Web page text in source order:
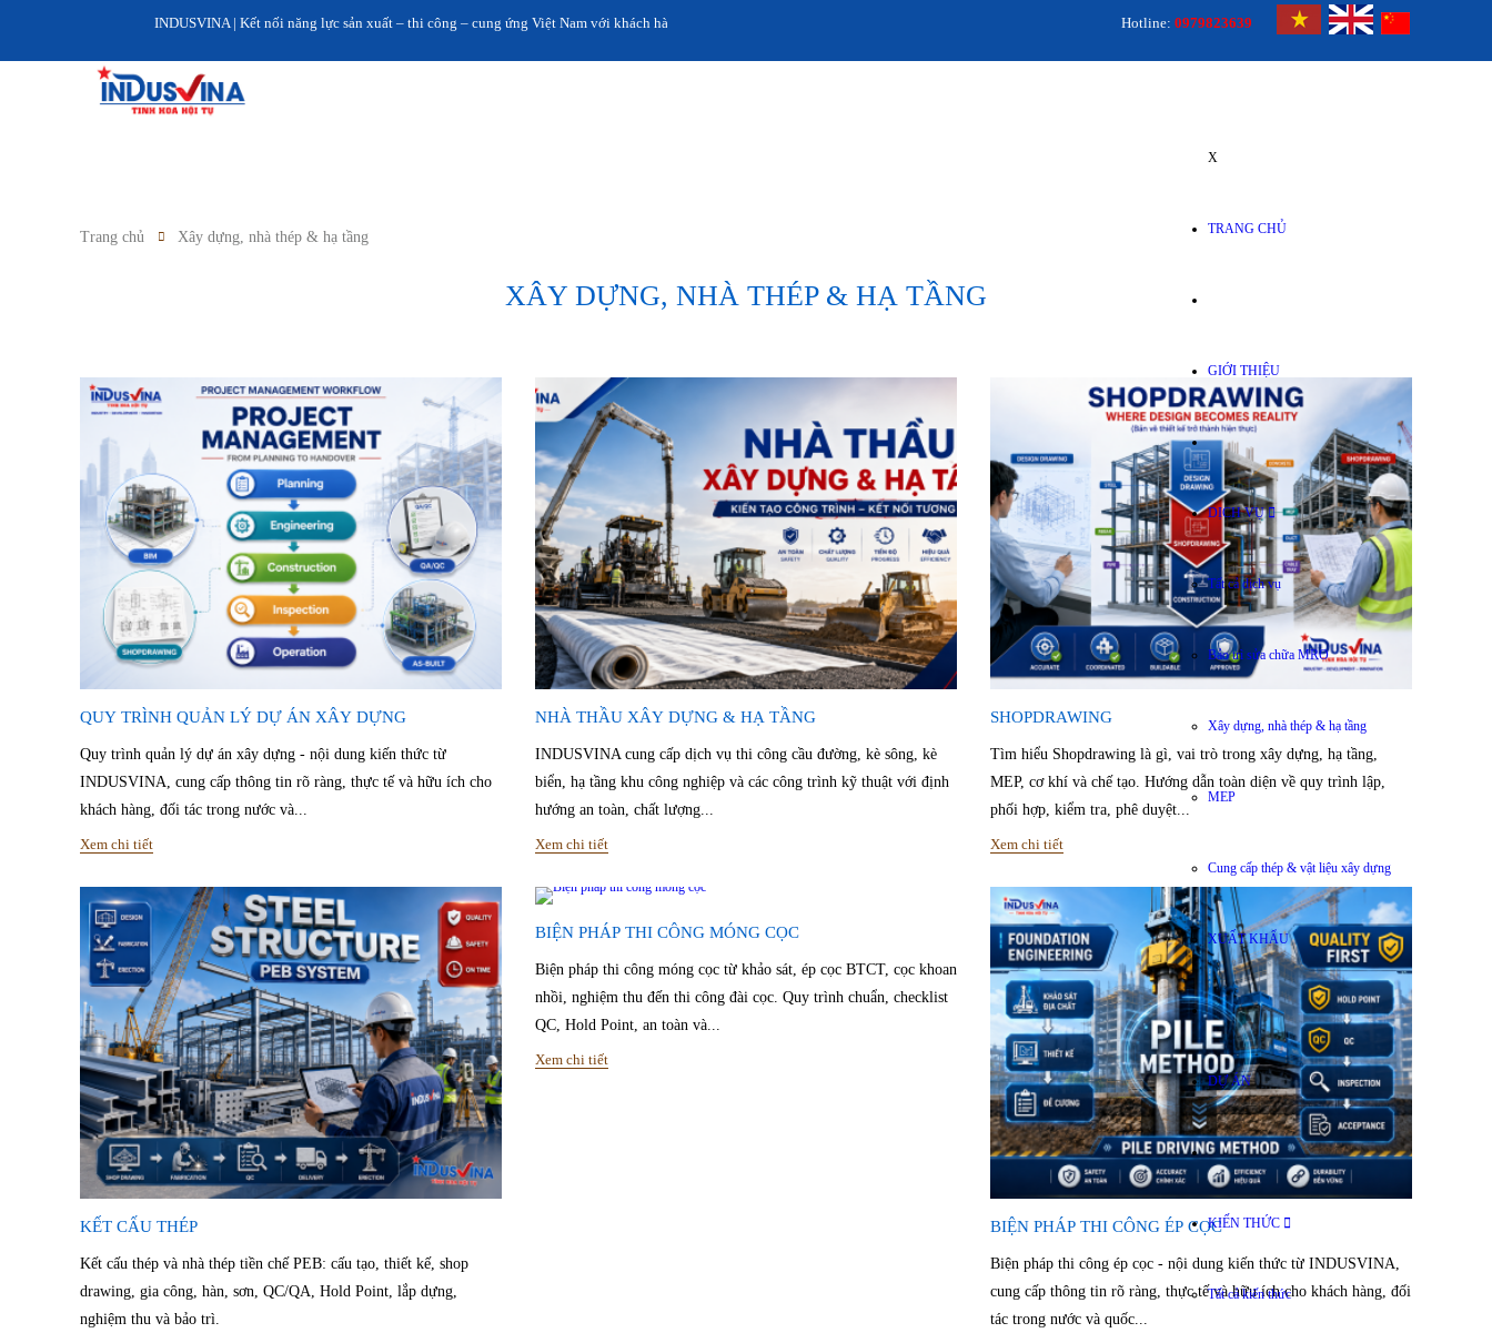
INDUSVINA | Kết nối năng lực sản xuất – thi công – cung ứng Việt Nam với khách hàng toàn cầu. Hotline: 0979823639
X
TRANG CHỦ
GIỚI THIỆU
DỊCH VỤ
Tất cả dịch vụ
Bảo trì sửa chữa MRO
Xây dựng, nhà thép & hạ tầng
MEP
Cung cấp thép & vật liệu xây dựng
XUẤT KHẨU
DỰ ÁN
KIẾN THỨC
Tất cả kiến thức
Trang chủ Xây dựng, nhà thép & hạ tầng
XÂY DỰNG, NHÀ THÉP & HẠ TẦNG
QUY TRÌNH QUẢN LÝ DỰ ÁN XÂY DỰNG
Quy trình quản lý dự án xây dựng - nội dung kiến thức từ
INDUSVINA, cung cấp thông tin rõ ràng, thực tế và hữu ích cho
khách hàng, đối tác trong nước và...
Xem chi tiết
NHÀ THẦU XÂY DỰNG & HẠ TẦNG
INDUSVINA cung cấp dịch vụ thi công cầu đường, kè sông, kè
biển, hạ tầng khu công nghiệp và các công trình kỹ thuật với định
hướng an toàn, chất lượng...
Xem chi tiết
SHOPDRAWING
Tìm hiểu Shopdrawing là gì, vai trò trong xây dựng, hạ tầng,
MEP, cơ khí và chế tạo. Hướng dẫn toàn diện về quy trình lập,
phối hợp, kiểm tra, phê duyệt...
Xem chi tiết
KẾT CẤU THÉP
Kết cấu thép và nhà thép tiền chế PEB: cấu tạo, thiết kế, shop
drawing, gia công, hàn, sơn, QC/QA, Hold Point, lắp dựng,
nghiệm thu và bảo trì.
BIỆN PHÁP THI CÔNG MÓNG CỌC
Biện pháp thi công móng cọc từ khảo sát, ép cọc BTCT, cọc khoan
nhồi, nghiệm thu đến thi công đài cọc. Quy trình chuẩn, checklist
QC, Hold Point, an toàn và...
Xem chi tiết
BIỆN PHÁP THI CÔNG ÉP CỌC
Biện pháp thi công ép cọc - nội dung kiến thức từ INDUSVINA,
cung cấp thông tin rõ ràng, thực tế và hữu ích cho khách hàng, đối
tác trong nước và quốc...